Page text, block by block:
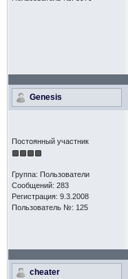
Genesis
Постоянный участник
Группа: Пользователи
Сообщений: 283
Регистрация: 9.3.2008
Пользователь №: 125
cheater